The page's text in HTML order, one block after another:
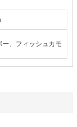
、フィッシュカモ